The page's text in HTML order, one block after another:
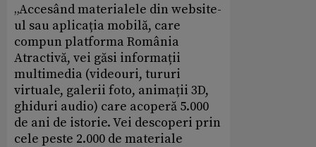
„Accesând materialele din website-
ul sau aplicația mobilă, care
compun platforma România
Atractivă, vei găsi informații
multimedia (videouri, tururi
virtuale, galerii foto, animații 3D,
ghiduri audio) care acoperă 5.000
de ani de istorie. Vei descoperi prin
cele peste 2.000 de materiale